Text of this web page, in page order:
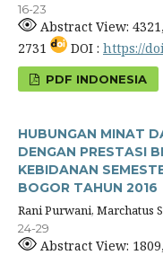
16-23
Abstract View: 4321,
2731
DOI : https://
PDF INDONESIA
HUBUNGAN MINAT
DENGAN PRESTASI
KEBIDANAN
BOGOR TAHUN 2016
Rani Purwani, Marchatus
24-29
Abstract View: 1809,